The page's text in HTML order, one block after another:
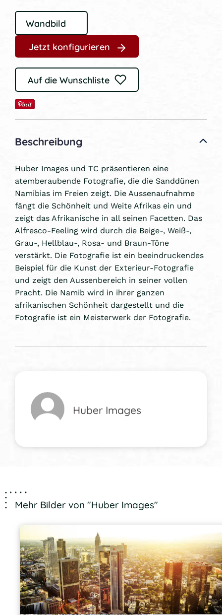
Jetzt konfigurieren
Auf die Wunschliste
Beschreibung
Huber Images und TC präsentieren eine
atemberaubende Fotografie, die die Sanddünen
Namibias im Freien zeigt. Die Aussenaufnahme
fängt die Schönheit und Weite Afrikas ein und
zeigt das Afrikanische in all seinen Facetten. Das
Alfresco-Feeling wird durch die Beige-, Weiß-,
Grau-, Hellblau-, Rosa- und Braun-Töne
verstärkt. Die Fotografie ist ein beeindruckendes
Beispiel für die Kunst der Exterieur-Fotografie
und zeigt den Aussenbereich in seiner vollen
Pracht. Die Namib wird in ihrer ganzen
afrikanischen Schönheit dargestellt und die
Fotografie ist ein Meisterwerk der Fotografie.
Huber Images
Mehr Bilder von "Huber Images"